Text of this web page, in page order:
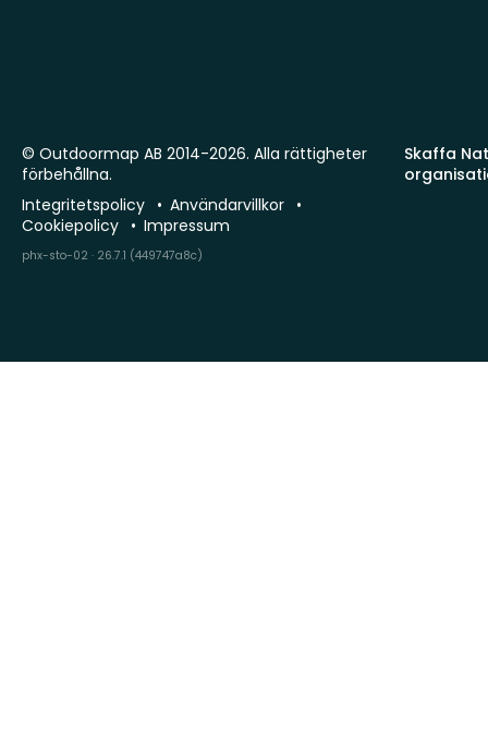
Skaffa
© Outdoormap AB 2014-2026. Alla rättigheter
förbehållna.
Integritetspolicy
Användarvillkor
Cookiepolicy
Impressum
phx-sto-02 · 26.7.1 (449747a8c)